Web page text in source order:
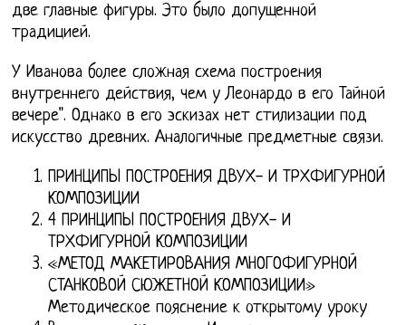
две главные фигуры. Это было допущенной
традицией.
У Иванова более сложная схема построения
внутреннего действия, чем у Леонардо в его Тайной
вечере". Однако в его эскизах нет стилизации под
искусство древних. Аналогичные предметные связи.
ПРИНЦИПЫ ПОСТРОЕНИЯ ДВУХ- И ТРХФИГУРНОЙ
КОМПОЗИЦИИ
4 ПРИНЦИПЫ ПОСТРОЕНИЯ ДВУХ- И
ТРХФИГУРНОЙ КОМПОЗИЦИИ
«МЕТОД МАКЕТИРОВАНИЯ МНОГОФИГУРНОЙ
СТАНКОВОЙ СЮЖЕТНОЙ КОМПОЗИЦИИ»
Методическое пояснение к открытому уроку